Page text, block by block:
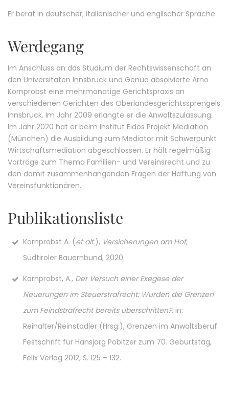
Er berät in deutscher, italienischer und englischer Sprache.
Werdegang
Im Anschluss an das Studium der Rechtswissenschaft an
den Universitäten Innsbruck und Genua absolvierte Arno
Kornprobst eine mehrmonatige Gerichtspraxis an
verschiedenen Gerichten des Oberlandesgerichtssprengels
Innsbruck. Im Jahr 2009 erlangte er die Anwaltszulassung.
Im Jahr 2020 hat er beim Institut Eidos Projekt Mediation
(München) die Ausbildung zum Mediator mit Schwerpunkt
Wirtschaftsmediation abgeschlossen. Er hält regelmäßig
Vorträge zum Thema Familien- und Vereinsrecht und zu
den damit zusammenhängenden Fragen der Haftung von
Vereinsfunktionären.
Publikationsliste
Kornprobst A. (et alt.), Versicherungen am Hof,
Südtiroler Bauernbund, 2020.
Kornprobst, A., Der Versuch einer Exegese der
Neuerungen im Steuerstrafrecht: Wurden die Grenzen
zum Feindstrafrecht bereits überschritten?, in:
Reinalter/Reinstadler (Hrsg.), Grenzen im Anwaltsberuf.
Festschrift für Hansjörg Pobitzer zum 70. Geburtstag,
Felix Verlag 2012, S. 125 – 132.